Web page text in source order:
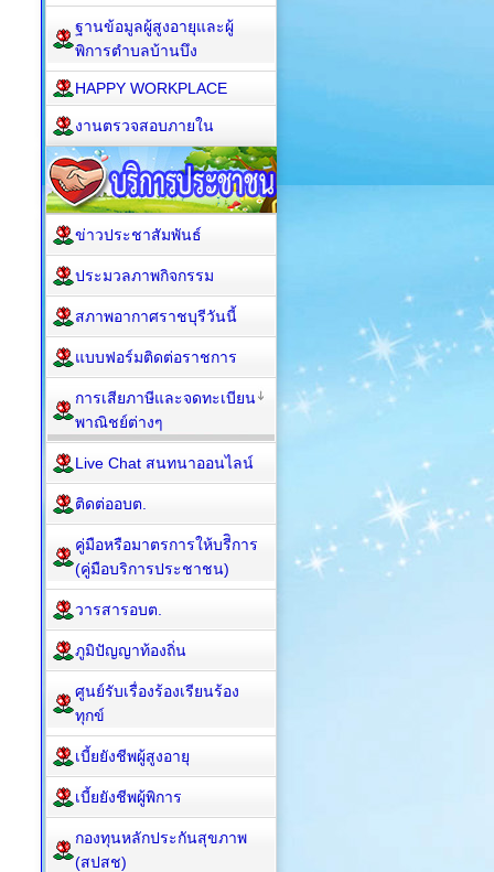
ฐานข้อมูลผู้สูงอายุและผู้
พิการตำบลบ้านบึง
HAPPY WORKPLACE
งานตรวจสอบภายใน
ข่าวประชาสัมพันธ์
ประมวลภาพกิจกรรม
สภาพอากาศราชบุรีวันนี้
แบบฟอร์มติดต่อราชการ
การเสียภาษีและจดทะเบียน
พาณิชย์ต่างๆ
Live Chat สนทนาออนไลน์
ติดต่ออบต.
คู่มือหรือมาตรการให้บรีิการ
(คู่มือบริการประชาชน)
วารสารอบต.
ภูมิปัญญาท้องถิ่น
ศูนย์รับเรื่องร้องเรียนร้อง
ทุกข์
เบี้ยยังชีพผู้สูงอายุ
เบี้ยยังชีพผู้พิการ
กองทุนหลักประกันสุขภาพ
(สปสช)